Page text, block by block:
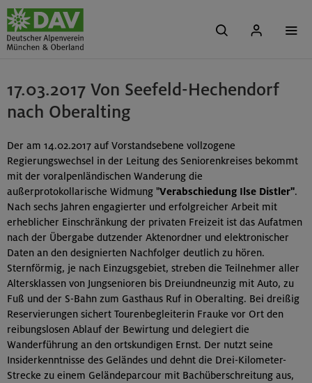
17.03.2017 Von Seefeld-Hechendorf
nach Oberalting
Der am 14.02.2017 auf Vorstandsebene vollzogene
Regierungswechsel in der Leitung des Seniorenkreises bekommt
mit der voralpenländischen Wanderung die
außerprotokollarische Widmung "Verabschiedung Ilse Distler".
Nach sechs Jahren engagierter und erfolgreicher Arbeit mit
erheblicher Einschränkung der privaten Freizeit ist das Aufatmen
nach der Übergabe dutzender Aktenordner und elektronischer
Daten an den designierten Nachfolger deutlich zu hören.
Sternförmig, je nach Einzugsgebiet, streben die Teilnehmer aller
Altersklassen von Jungsenioren bis Dreiundneunzig mit Auto, zu
Fuß und der S-Bahn zum Gasthaus Ruf in Oberalting. Bei dreißig
Reservierungen sichert Tourenbegleiterin Frauke vor Ort den
reibungslosen Ablauf der Bewirtung und delegiert die
Wanderführung an den ortskundigen Ernst. Der nutzt seine
Insiderkenntnisse des Geländes und dehnt die Drei-Kilometer-
Strecke zu einem Geländeparcour mit Bachüberschreitung aus,